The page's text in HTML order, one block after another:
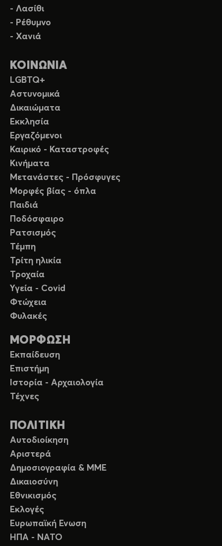
- Λασίθι
- Ρέθυμνο
- Χανιά
ΚΟΙΝΩΝΙΑ
LGBTQ+
Αστυνομικά
Δικαιώματα
Εκκλησία
Εργαζόμενοι
Καιρικό - Καταστροφές
Κινήματα
Μετανάστες - Πρόσφυγες
Μορφές βίας - όπλα
Παιδιά
Ποδόσφαιρο
Ρατσισμός
Τέμπη
Τρίτη ηλικία
Τροχαία
Υγεία - Covid
Φτώχεια
Φυλακές
ΜΟΡΦΩΣΗ
Εκπαίδευση
Επιστήμη
Ιστορία - Αρχαιολογία
Τέχνες
ΠΟΛΙΤΙΚΗ
Αυτοδιοίκηση
Αριστερά
Δημοσιογραφία & ΜΜΕ
Δικαιοσύνη
Εθνικισμός
Εκλογές
Ευρωπαϊκή Ενωση
ΗΠΑ - ΝΑΤΟ